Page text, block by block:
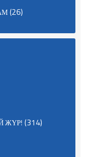
(26)
ЖҮР! (314)